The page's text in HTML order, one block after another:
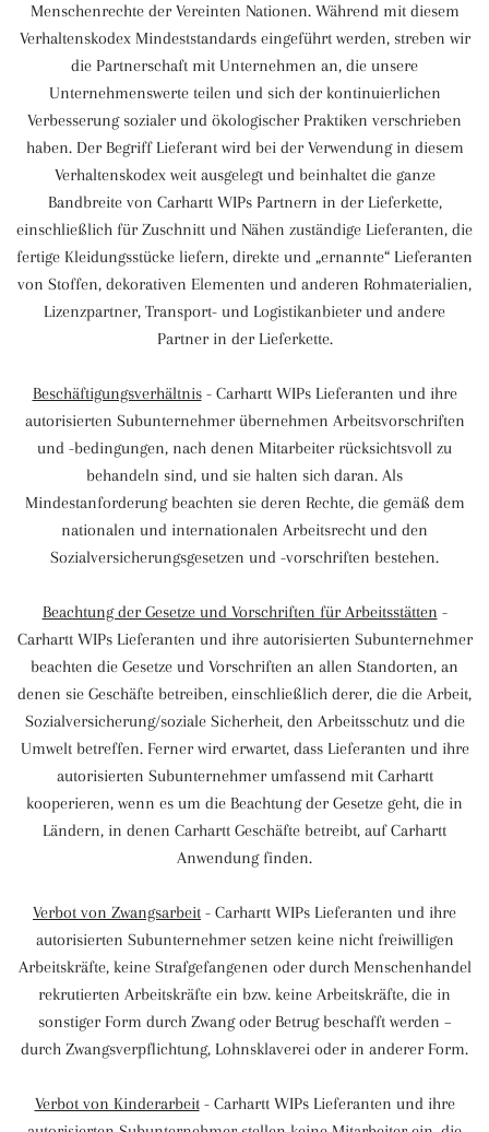
Menschenrechte der Vereinten Nationen. Während mit diesem
Verhaltenskodex Mindeststandards eingeführt werden, streben wir
die Partnerschaft mit Unternehmen an, die unsere
Unternehmenswerte teilen und sich der kontinuierlichen
Verbesserung sozialer und ökologischer Praktiken verschrieben
haben. Der Begriff Lieferant wird bei der Verwendung in diesem
Verhaltenskodex weit ausgelegt und beinhaltet die ganze
Bandbreite von Carhartt WIPs Partnern in der Lieferkette,
einschließlich für Zuschnitt und Nähen zuständige Lieferanten, die
fertige Kleidungsstücke liefern, direkte und „ernannte“ Lieferanten
von Stoffen, dekorativen Elementen und anderen Rohmaterialien,
Lizenzpartner, Transport- und Logistikanbieter und andere
Partner in der Lieferkette.
Beschäftigungsverhältnis- Carhartt WIPs Lieferanten und ihre
autorisierten Subunternehmer übernehmen Arbeitsvorschriften
und -bedingungen, nach denen Mitarbeiter rücksichtsvoll zu
behandeln sind, und sie halten sich daran. Als
Mindestanforderung beachten sie deren Rechte, die gemäß dem
nationalen und internationalen Arbeitsrecht und den
Sozialversicherungsgesetzen und -vorschriften bestehen.
Beachtung der Gesetze und Vorschriften für Arbeitsstätten -
Carhartt WIPs Lieferanten und ihre autorisierten Subunternehmer
beachten die Gesetze und Vorschriften an allen Standorten, an
denen sie Geschäfte betreiben, einschließlich derer, die die Arbeit,
Sozialversicherung/soziale Sicherheit, den Arbeitsschutz und die
Umwelt betreffen. Ferner wird erwartet, dass Lieferanten und ihre
autorisierten Subunternehmer umfassend mit Carhartt
kooperieren, wenn es um die Beachtung der Gesetze geht, die in
Ländern, in denen Carhartt Geschäfte betreibt, auf Carhartt
Anwendung finden.
Verbot von Zwangsarbeit - Carhartt WIPs Lieferanten und ihre
autorisierten Subunternehmer setzen keine nicht freiwilligen
Arbeitskräfte, keine Strafgefangenen oder durch Menschenhandel
rekrutierten Arbeitskräfte ein bzw. keine Arbeitskräfte, die in
sonstiger Form durch Zwang oder Betrug beschafft werden –
durch Zwangsverpflichtung, Lohnsklaverei oder in anderer Form.
Verbot von Kinderarbeit- Carhartt WIPs Lieferanten und ihre